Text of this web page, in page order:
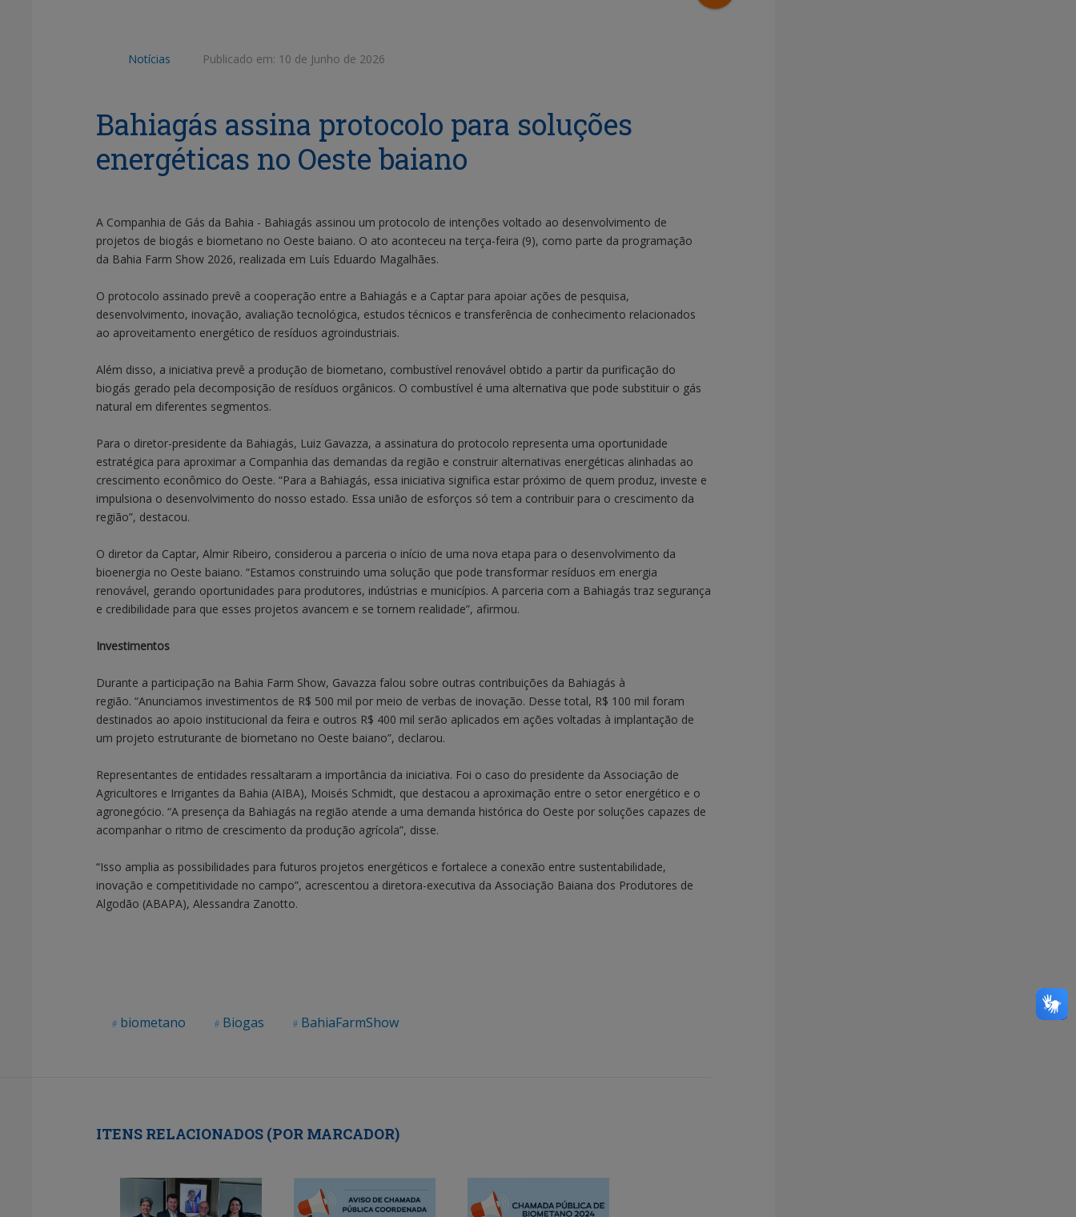
Notícias Publicado em: 10 de Junho de 2026
Bahiagás assina protocolo para soluções
energéticas no Oeste baiano
A Companhia de Gás da Bahia - Bahiagás assinou um protocolo de intenções voltado ao desenvolvimento de
projetos de biogás e biometano no Oeste baiano. O ato aconteceu na terça-feira (9), como parte da programação
da Bahia Farm Show 2026, realizada em Luís Eduardo Magalhães.
O protocolo assinado prevê a cooperação entre a Bahiagás e a Captar para apoiar ações de pesquisa,
desenvolvimento, inovação, avaliação tecnológica, estudos técnicos e transferência de conhecimento relacionados
ao aproveitamento energético de resíduos agroindustriais.
Além disso, a iniciativa prevê a produção de biometano, combustível renovável obtido a partir da purificação do
biogás gerado pela decomposição de resíduos orgânicos. O combustível é uma alternativa que pode substituir o gás
natural em diferentes segmentos.
Para o diretor-presidente da Bahiagás, Luiz Gavazza, a assinatura do protocolo representa uma oportunidade
estratégica para aproximar a Companhia das demandas da região e construir alternativas energéticas alinhadas ao
crescimento econômico do Oeste. “Para a Bahiagás, essa iniciativa significa estar próximo de quem produz, investe e
impulsiona o desenvolvimento do nosso estado. Essa união de esforços só tem a contribuir para o crescimento da
região”, destacou.
O diretor da Captar, Almir Ribeiro, considerou a parceria o início de uma nova etapa para o desenvolvimento da
bioenergia no Oeste baiano. “Estamos construindo uma solução que pode transformar resíduos em energia
renovável, gerando oportunidades para produtores, indústrias e municípios. A parceria com a Bahiagás traz segurança
e credibilidade para que esses projetos avancem e se tornem realidade”, afirmou.
Investimentos
Durante a participação na Bahia Farm Show, Gavazza falou sobre outras contribuições da Bahiagás à
região. “Anunciamos investimentos de R$ 500 mil por meio de verbas de inovação. Desse total, R$ 100 mil foram
destinados ao apoio institucional da feira e outros R$ 400 mil serão aplicados em ações voltadas à implantação de
um projeto estruturante de biometano no Oeste baiano”, declarou.
Representantes de entidades ressaltaram a importância da iniciativa. Foi o caso do presidente da Associação de
Agricultores e Irrigantes da Bahia (AIBA), Moisés Schmidt, que destacou a aproximação entre o setor energético e o
agronegócio. “A presença da Bahiagás na região atende a uma demanda histórica do Oeste por soluções capazes de
acompanhar o ritmo de crescimento da produção agrícola”, disse.
“Isso amplia as possibilidades para futuros projetos energéticos e fortalece a conexão entre sustentabilidade,
inovação e competitividade no campo”, acrescentou a diretora-executiva da Associação Baiana dos Produtores de
Algodão (ABAPA), Alessandra Zanotto.
biometano Biogas BahiaFarmShow
ITENS RELACIONADOS (POR MARCADOR)